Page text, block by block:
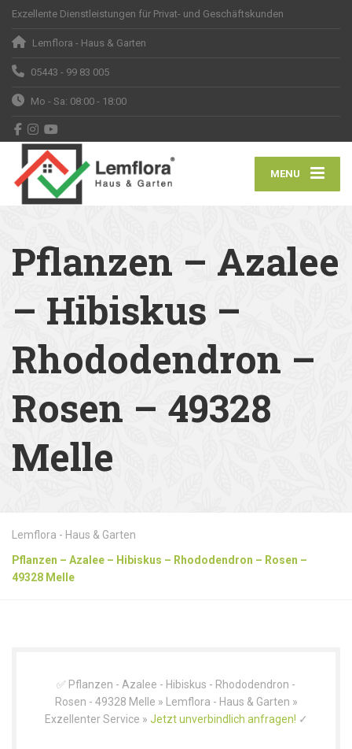
Exzellente Dienstleistungen für Privat- und Geschäftskunden
Lemflora - Haus & Garten
05443 - 99 83 005
Mo - Sa: 08:00 - 18:00
MENU
Pflanzen – Azalee
– Hibiskus –
Rhododendron –
Rosen – 49328
Melle
Lemflora - Haus & Garten
Pflanzen – Azalee – Hibiskus – Rhododendron – Rosen –
49328 Melle
✅ Pflanzen - Azalee - Hibiskus - Rhododendron -
Rosen - 49328 Melle » Lemflora - Haus & Garten »
Exzellenter Service » Jetzt unverbindlich anfragen! ✓